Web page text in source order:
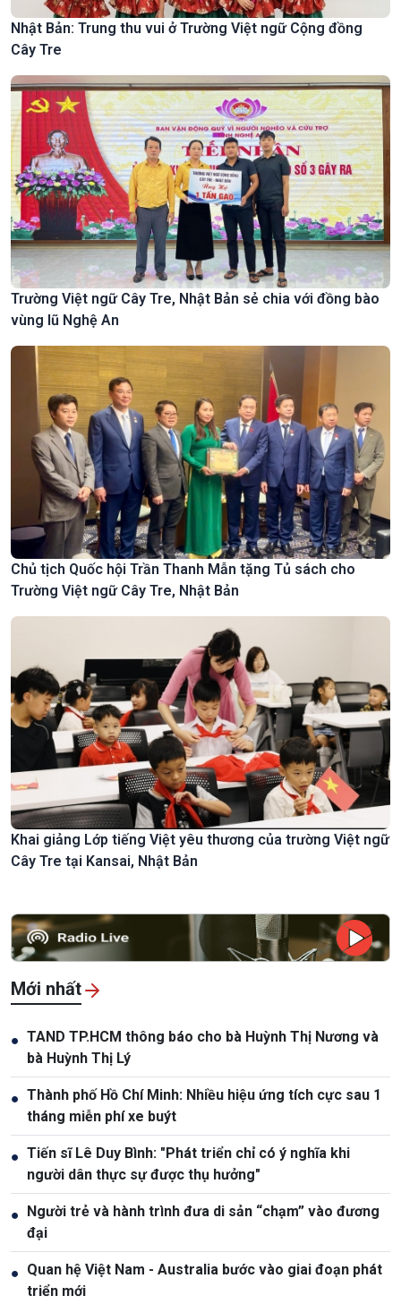
Nhật Bản: Trung thu vui ở Trường Việt ngữ Cộng đồng
Cây Tre
Trường Việt ngữ Cây Tre, Nhật Bản sẻ chia với đồng bào
vùng lũ Nghệ An
Chủ tịch Quốc hội Trần Thanh Mẫn tặng Tủ sách cho
Trường Việt ngữ Cây Tre, Nhật Bản
Khai giảng Lớp tiếng Việt yêu thương của trường Việt ngữ
Cây Tre tại Kansai, Nhật Bản
Mới nhất
● TAND TP.HCM thông báo cho bà Huỳnh Thị Nương và
bà Huỳnh Thị Lý
● Thành phố Hồ Chí Minh: Nhiều hiệu ứng tích cực sau 1
tháng miễn phí xe buýt
● Tiến sĩ Lê Duy Bình: "Phát triển chỉ có ý nghĩa khi
người dân thực sự được thụ hưởng"
●
Người trẻ và hành trình đưa di sản “chạm” vào đương
đại
● Quan hệ Việt Nam - Australia bước vào giai đoạn phát
triển mới